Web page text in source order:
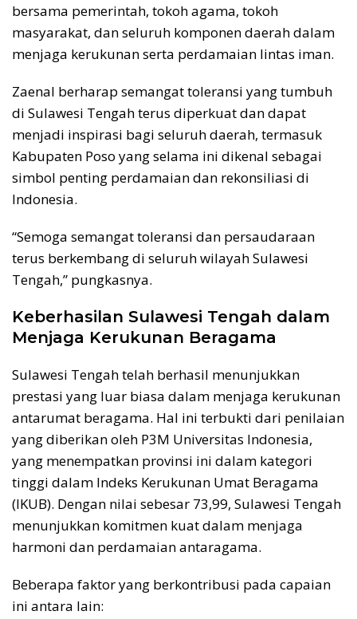
bersama pemerintah, tokoh agama, tokoh
masyarakat, dan seluruh komponen daerah dalam
menjaga kerukunan serta perdamaian lintas iman.
Zaenal berharap semangat toleransi yang tumbuh
di Sulawesi Tengah terus diperkuat dan dapat
menjadi inspirasi bagi seluruh daerah, termasuk
Kabupaten Poso yang selama ini dikenal sebagai
simbol penting perdamaian dan rekonsiliasi di
Indonesia.
“Semoga semangat toleransi dan persaudaraan
terus berkembang di seluruh wilayah Sulawesi
Tengah,” pungkasnya.
Keberhasilan Sulawesi Tengah dalam
Menjaga Kerukunan Beragama
Sulawesi Tengah telah berhasil menunjukkan
prestasi yang luar biasa dalam menjaga kerukunan
antarumat beragama. Hal ini terbukti dari penilaian
yang diberikan oleh P3M Universitas Indonesia,
yang menempatkan provinsi ini dalam kategori
tinggi dalam Indeks Kerukunan Umat Beragama
(IKUB). Dengan nilai sebesar 73,99, Sulawesi Tengah
menunjukkan komitmen kuat dalam menjaga
harmoni dan perdamaian antaragama.
Beberapa faktor yang berkontribusi pada capaian
ini antara lain: